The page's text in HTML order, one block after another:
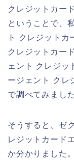
クレジットカー
ということで、
ト クレジットカ
クレジットカー
ェント クレジ
ージェント ク
で調べてみました
そうすると、ゼ
レジットカード
か分かりました